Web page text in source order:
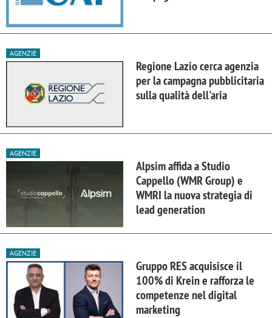
AGENZIE
Regione Lazio cerca agenzia
per la campagna pubblicitaria
sulla qualità dell'aria
AGENZIE
Alpsim affida a Studio
Cappello (WMR Group) e
WMRI la nuova strategia di
lead generation
AGENZIE
Gruppo RES acquisisce il
100% di Krein e rafforza le
competenze nel digital
marketing